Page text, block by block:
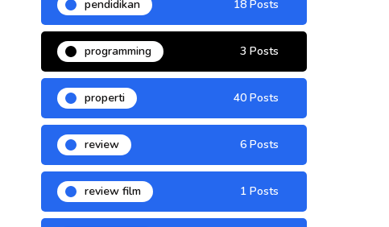
pendidikan 18 Posts
programming 3 Posts
properti 40 Posts
review 6 Posts
review film 1 Posts